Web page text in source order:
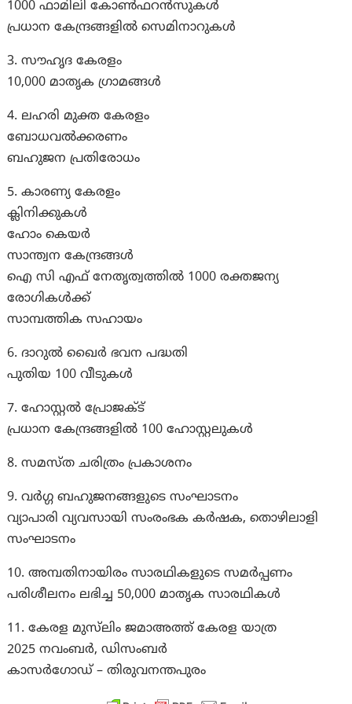
1000 ഫാമിലി കോൺഫറൻസുകൾ
പ്രധാന കേന്ദ്രങ്ങളില്‍ സെമിനാറുകള്‍
3. സൗഹൃദ കേരളം
10,000 മാതൃക ഗ്രാമങ്ങള്‍
4. ലഹരി മുക്ത കേരളം
ബോധവല്‍ക്കരണം
ബഹുജന പ്രതിരോധം
5. കാരണ്യ കേരളം
ക്ലിനിക്കുകള്‍
ഹോം കെയര്‍
സാന്ത്വന കേന്ദ്രങ്ങള്‍
ഐ സി എഫ് നേതൃത്വത്തില്‍ 1000 രക്തജന്യ
രോഗികള്‍ക്ക്
സാമ്പത്തിക സഹായം
6. ദാറുല്‍ ഖൈര്‍ ഭവന പദ്ധതി
പുതിയ 100 വീടുകള്‍
7. ഹോസ്റ്റല്‍ പ്രോജക്ട്
പ്രധാന കേന്ദ്രങ്ങളില്‍ 100 ഹോസ്റ്റലുകള്‍
8. സമസ്ത ചരിത്രം പ്രകാശനം
9. വര്‍ഗ്ഗ ബഹുജനങ്ങളുടെ സംഘാടനം
വ്യാപാരി വ്യവസായി സംരംഭക കര്‍ഷക, തൊഴിലാളി
സംഘാടനം
10. അമ്പതിനായിരം സാരഥികളുടെ സമര്‍പ്പണം
പരിശീലനം ലഭിച്ച 50,000 മാതൃക സാരഥികള്‍
11. കേരള മുസ്‌ലിം ജമാഅത്ത് കേരള യാത്ര
2025 നവംബര്‍, ഡിസംബര്‍
കാസര്‍ഗോഡ് – തിരുവനന്തപുരം